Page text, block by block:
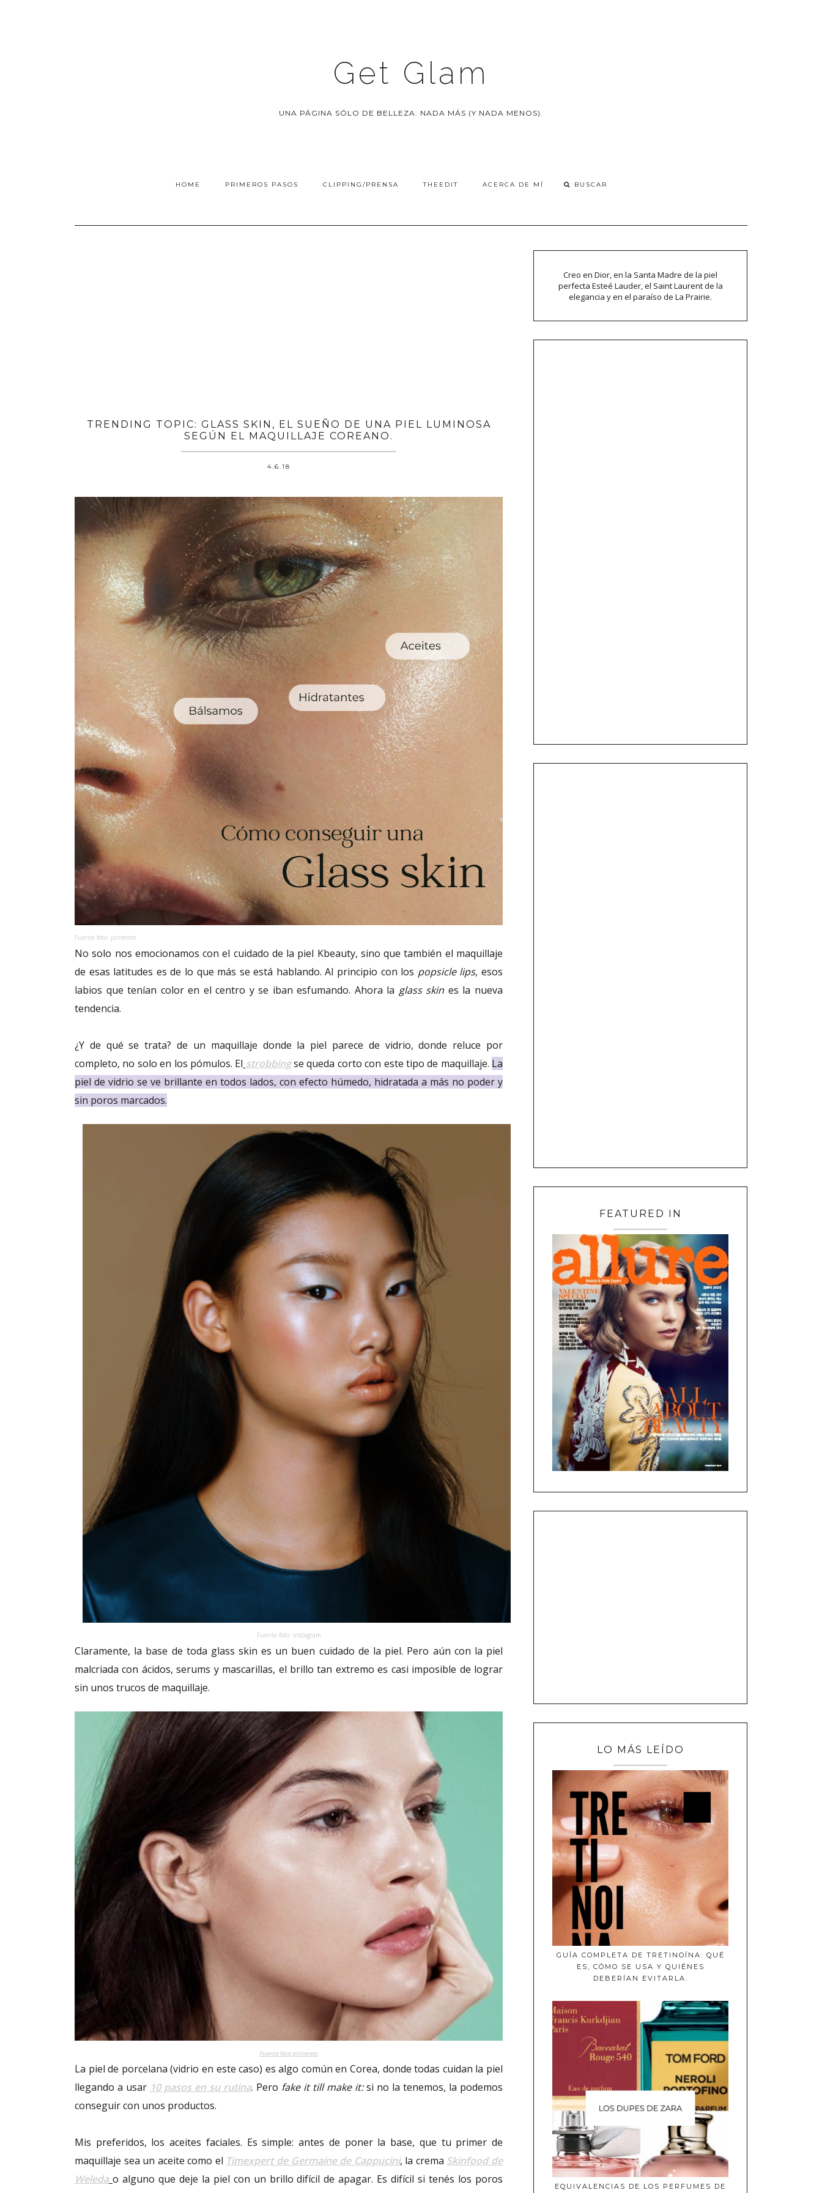
Get Glam
UNA PÁGINA SÓLO DE BELLEZA. NADA MÁS (Y NADA MENOS).
HOME PRIMEROS PASOS CLIPPING/PRENSA THEEDIT ACERCA DE MÍ
TRENDING TOPIC: GLASS SKIN, EL SUEÑO DE UNA PIEL LUMINOSA
SEGÚN EL MAQUILLAJE COREANO.
4.6.18
Fuente foto: pinterest
No solo nos emocionamos con el cuidado de la piel Kbeauty, sino que también el maquillaje
de esas latitudes es de lo que más se está hablando. Al principio con los popsicle lips, esos
labios que tenían color en el centro y se iban esfumando. Ahora la glass skin es la nueva
tendencia.
¿Y de qué se trata? de un maquillaje donde la piel parece de vidrio, donde reluce por
completo, no solo en los pómulos. El strobbingse queda corto con este tipo de maquillaje. La
piel de vidrio se ve brillante en todos lados, con efecto húmedo, hidratada a más no poder y
sin poros marcados.
Fuente foto: instagram
Claramente, la base de toda glass skin es un buen cuidado de la piel. Pero aún con la piel
malcriada con ácidos, serums y mascarillas, el brillo tan extremo es casi imposible de lograr
sin unos trucos de maquillaje.
Fuente foto: pinterest.
La piel de porcelana (vidrio en este caso) es algo común en Corea, donde todas cuidan la piel
llegando a usar 10 pasos en su rutina. Pero fake it till make it:si no la tenemos, la podemos
conseguir con unos productos.
Mis preferidos, los aceites faciales. Es simple: antes de poner la base, que tu primer de
maquillaje sea un aceite como el Timexpert de Germaine de Cappucini, la crema Skinfood de
Weleda o alguno que deje la piel con un brillo difícil de apagar. Es difícil si tenés los poros
Creo en Dior, en la Santa Madre de la piel
perfecta Esteé Lauder, el Saint Laurent de la
elegancia y en el paraíso de La Prairie.
FEATURED IN
LO MÁS LEÍDO
GUÍA COMPLETA DE TRETINOÍNA: QUÉ
ES, CÓMO SE USA Y QUIÉNES
DEBERÍAN EVITARLA.
EQUIVALENCIAS DE LOS PERFUMES DE